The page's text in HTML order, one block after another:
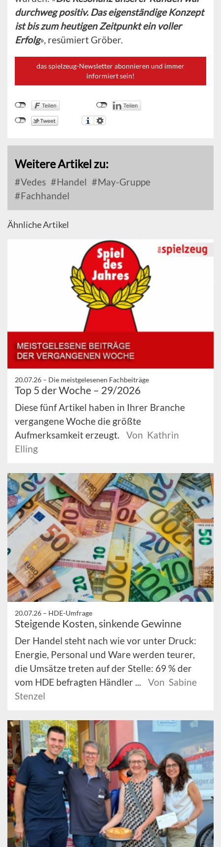
durchweg positiv. Das eigenständige Konzept
ist bis zum heutigen Zeitpunkt ein voller
Erfolg», resümiert Gröber.
das spielzeug-Newsletter abonnieren und immer
informiert sein!
Weitere Artikel zu:
Vedes Handel
May-Gruppe
Fachhandel
Ähnliche Artikel
20.07.26 – Die meistgelesenen Fachbeiträge
Top 5 der Woche – 29/2026
Diese fünf Artikel haben in Ihrer Branche
vergangene Woche die größte
Aufmerksamkeit erzeugt.
Von Kathrin
Elling
20.07.26 – HDE-Umfrage
Steigende Kosten, sinkende Gewinne
Der Handel steht nach wie vor unter Druck:
Energie, Personal und Ware werden teurer,
die Umsätze treten auf der Stelle: 69 % der
vom HDE befragten Händler ...
Von Sabine
Stenzel